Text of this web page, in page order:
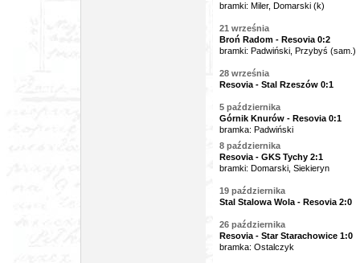
bramki: Miler, Domarski (k)
21 września
Broń Radom - Resovia 0:2
bramki: Padwiński, Przybyś (sam.)
28 września
Resovia - Stal Rzeszów 0:1
5 października
Górnik Knurów - Resovia 0:1
bramka: Padwiński
8 października
Resovia - GKS Tychy 2:1
bramki: Domarski, Siekieryn
19 października
Stal Stalowa Wola - Resovia 2:0
26 października
Resovia - Star Starachowice 1:0
bramka: Ostalczyk